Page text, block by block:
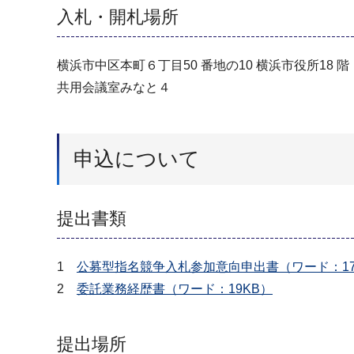
入札・開札場所
横浜市中区本町６丁目50 番地の10 横浜市役所18 階
共用会議室みなと４
申込について
提出書類
1 公募型指名競争入札参加意向申出書（ワード：
2 委託業務経歴書（ワード：19KB）
提出場所